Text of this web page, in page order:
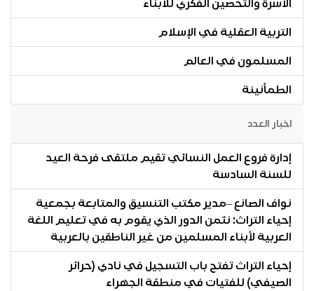
الأسرة والتحصين الفكري للأبناء
التربية العقلية في الإسلام
المسلمون في العالم
الطمأنينة
اخبار العدد
إدارة فروع العمل النسائي تقيم ملتقى فرحة العيد
للسنة السادسة
نواف الصانع –مدير مكتب التنسيق والمتابعة بجمعية
إحياء التراث: نثمن الدور الذي يقوم به في تعليم اللغة
العربية لأبناء المسلمين من غير الناطقين بالعربية
إحياء التراث تفتح باب التسجيل في نادي (حرائر
الصيفي) للفتيات في منطقة الجهراء